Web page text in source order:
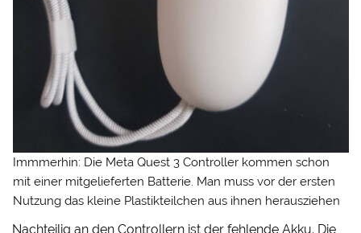
Immmerhin: Die Meta Quest 3 Controller kommen schon
mit einer mitgelieferten Batterie. Man muss vor der ersten
Nutzung das kleine Plastikteilchen aus ihnen herausziehen
Nachteilig an den Controllern ist der fehlende Akku. Die